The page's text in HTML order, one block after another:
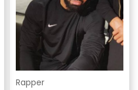
Rapper